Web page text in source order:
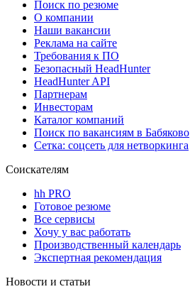
Поиск по резюме
О компании
Наши вакансии
Реклама на сайте
Требования к ПО
Безопасный HeadHunter
HeadHunter API
Партнерам
Инвесторам
Каталог компаний
Поиск по вакансиям в Бабяково
Сетка: соцсеть для нетворкинга
Соискателям
hh PRO
Готовое резюме
Все сервисы
Хочу у вас работать
Производственный календарь
Экспертная рекомендация
Новости и статьи